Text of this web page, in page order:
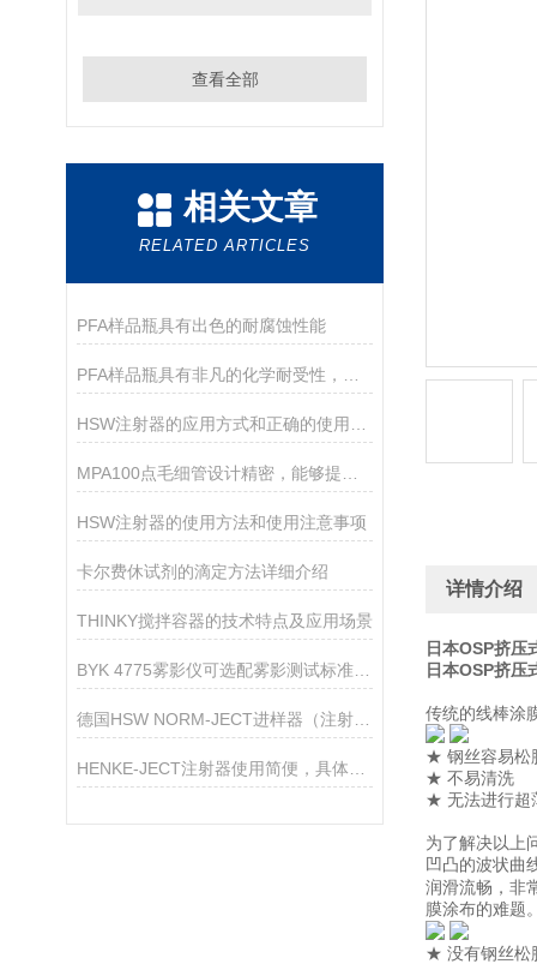
查看全部
相关文章
RELATED ARTICLES
PFA样品瓶具有出色的耐腐蚀性能
HSW注射器的使用方法和使用注意事项
卡尔费休试剂的滴定方法详细介绍
THINKY搅拌容器的技术特点及应用场景
BYK 4775雾影仪可选配雾影测试标准片或透射标准片
德国HSW NORM-JECT进样器（注射器）
详情介绍
日本OSP挤压
日本OSP挤压
传统的线棒涂
★ 钢丝容易松
★ 不易清洗
★ 无法进行超
为了解决以上
凹凸的波状曲
润滑流畅，非
膜涂布的难题
★ 没有钢丝松